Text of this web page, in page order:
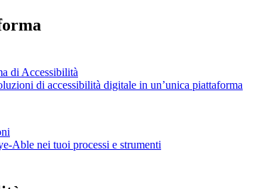
di Accessibilità
di accessibilità digitale in un’unica piattaforma
Able nei tuoi processi e strumenti